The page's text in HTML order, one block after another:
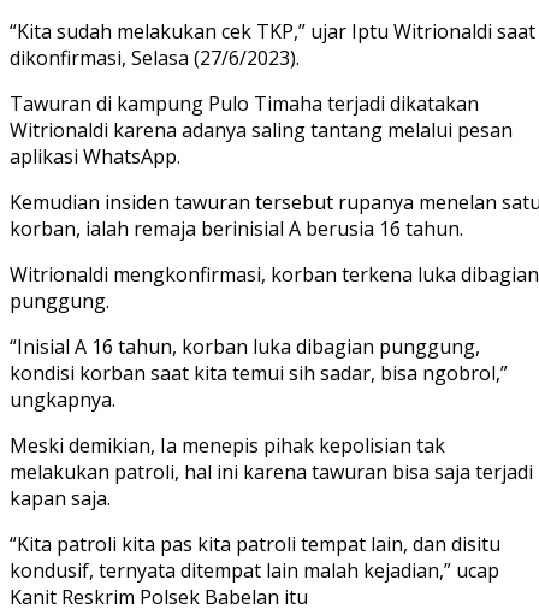
“Kita sudah melakukan cek TKP,” ujar Iptu Witrionaldi saat
dikonfirmasi, Selasa (27/6/2023).
Tawuran di kampung Pulo Timaha terjadi dikatakan
Witrionaldi karena adanya saling tantang melalui pesan
aplikasi WhatsApp.
Kemudian insiden tawuran tersebut rupanya menelan
korban, ialah remaja berinisial A berusia 16 tahun.
Witrionaldi mengkonfirmasi, korban terkena luka dibagian
punggung.
“Inisial A 16 tahun, korban luka dibagian punggung,
kondisi korban saat kita temui sih sadar, bisa ngobrol,”
ungkapnya.
Meski demikian, Ia menepis pihak kepolisian tak
melakukan patroli, hal ini karena tawuran bisa saja terjadi
kapan saja.
“Kita patroli kita pas kita patroli tempat lain, dan disitu
kondusif, ternyata ditempat lain malah kejadian,” ucap
Kanit Reskrim Polsek Babelan itu